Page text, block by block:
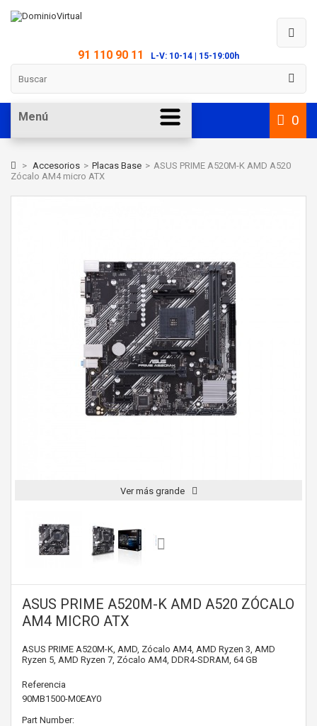
91 110 90 11 L-V: 10-14 | 15-19:00h
0
Menú
> Accesorios > Placas Base > ASUS PRIME A520M-K AMD A520
Zócalo AM4 micro ATX
Ver más grande
ASUS PRIME A520M-K AMD A520 ZÓCALO
AM4 MICRO ATX
ASUS PRIME A520M-K, AMD, Zócalo AM4, AMD Ryzen 3, AMD
Ryzen 5, AMD Ryzen 7, Zócalo AM4, DDR4-SDRAM, 64 GB
Referencia
90MB1500-M0EAY0
Part Number: